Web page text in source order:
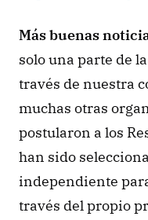
Más buenas
solo una parte de
través de nuestra
muchas otras
postularon a los
han sido
independiente
través del propio